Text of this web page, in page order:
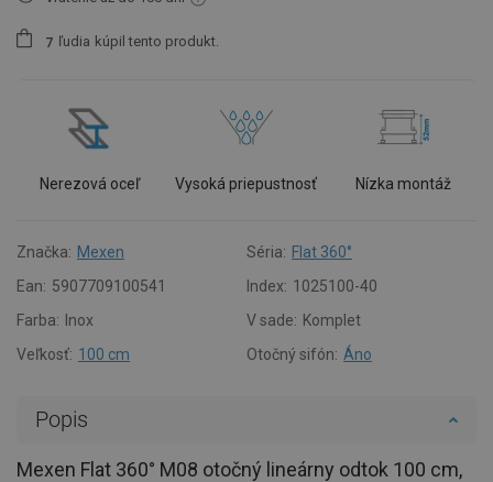
7 ľudia kúpil tento produkt.
Nerezová oceľ Vysoká priepustnosť Nízka montáž
Značka: Mexen Séria: Flat 360°
Ean: 5907709100541 Index: 1025100-40
Farba:
Inox V sade: Komplet
Veľkosť: 100 cm Otočný sifón: Áno
Popis
Mexen Flat 360° M08 otočný lineárny odtok 100 cm,